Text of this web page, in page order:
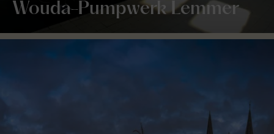
Wouda-Pumpwerk Lemmer